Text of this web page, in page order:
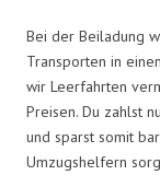
Bei der Beiladung
Transporten in
wir Leerfahrten
Preisen. Du zahlst
und sparst somit
Umzugshelfern